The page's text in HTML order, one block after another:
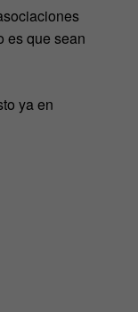
es que sean
ya en